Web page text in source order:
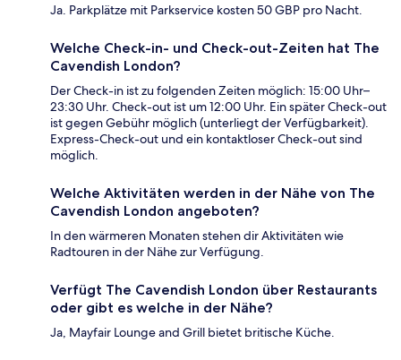
Ja. Parkplätze mit Parkservice kosten 50 GBP pro Nacht.
Welche Check-in- und Check-out-Zeiten hat The
Cavendish London?
Der Check-in ist zu folgenden Zeiten möglich: 15:00 Uhr–
23:30 Uhr. Check-out ist um 12:00 Uhr. Ein später Check-out
ist gegen Gebühr möglich (unterliegt der Verfügbarkeit).
Express-Check-out und ein kontaktloser Check-out sind
möglich.
Welche Aktivitäten werden in der Nähe von The
Cavendish London angeboten?
In den wärmeren Monaten stehen dir Aktivitäten wie
Radtouren in der Nähe zur Verfügung.
Verfügt The Cavendish London über Restaurants
oder gibt es welche in der Nähe?
Ja, Mayfair Lounge and Grill bietet britische Küche.